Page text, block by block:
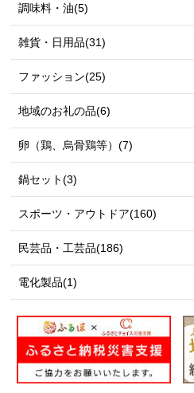
調味料・油(5)
雑貨・日用品(31)
ファッション(25)
地域のお礼の品(6)
卵（鶏、烏骨鶏等）(7)
鍋セット(3)
スポーツ・アウトドア(160)
民芸品・工芸品(186)
電化製品(1)